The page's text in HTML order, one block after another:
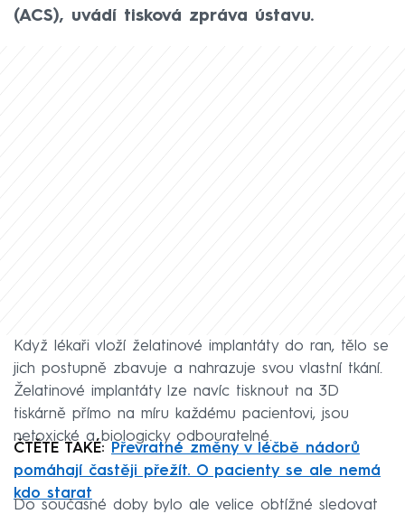
(ACS), uvádí tisková zpráva ústavu.
Když lékaři vloží želatinové implantáty do ran, tělo se
jich postupně zbavuje a nahrazuje svou vlastní tkání.
Želatinové implantáty lze navíc tisknout na 3D
tiskárně přímo na míru každému pacientovi, jsou
netoxické a biologicky odbouratelné.
ČTĚTE TAKÉ:
Převratné změny v léčbě nádorů
pomáhají častěji přežít. O pacienty se ale nemá
kdo starat
Do současné doby bylo ale velice obtížné sledovat